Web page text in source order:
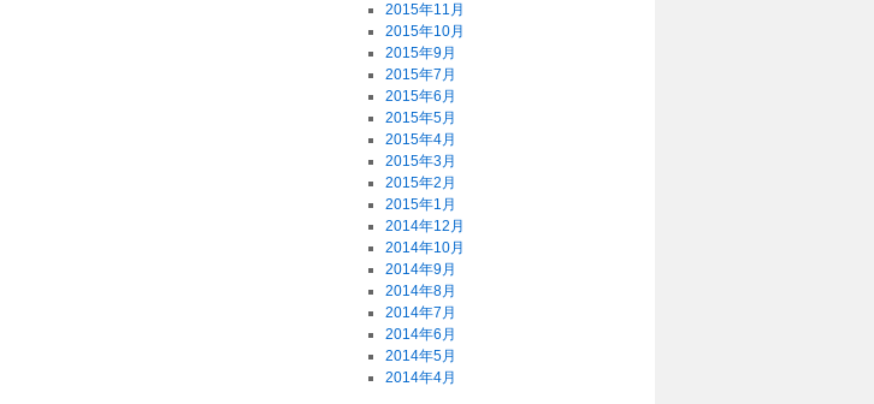
2015年11月
2015年10月
2015年9月
2015年7月
2015年6月
2015年5月
2015年4月
2015年3月
2015年2月
2015年1月
2014年12月
2014年10月
2014年9月
2014年8月
2014年7月
2014年6月
2014年5月
2014年4月